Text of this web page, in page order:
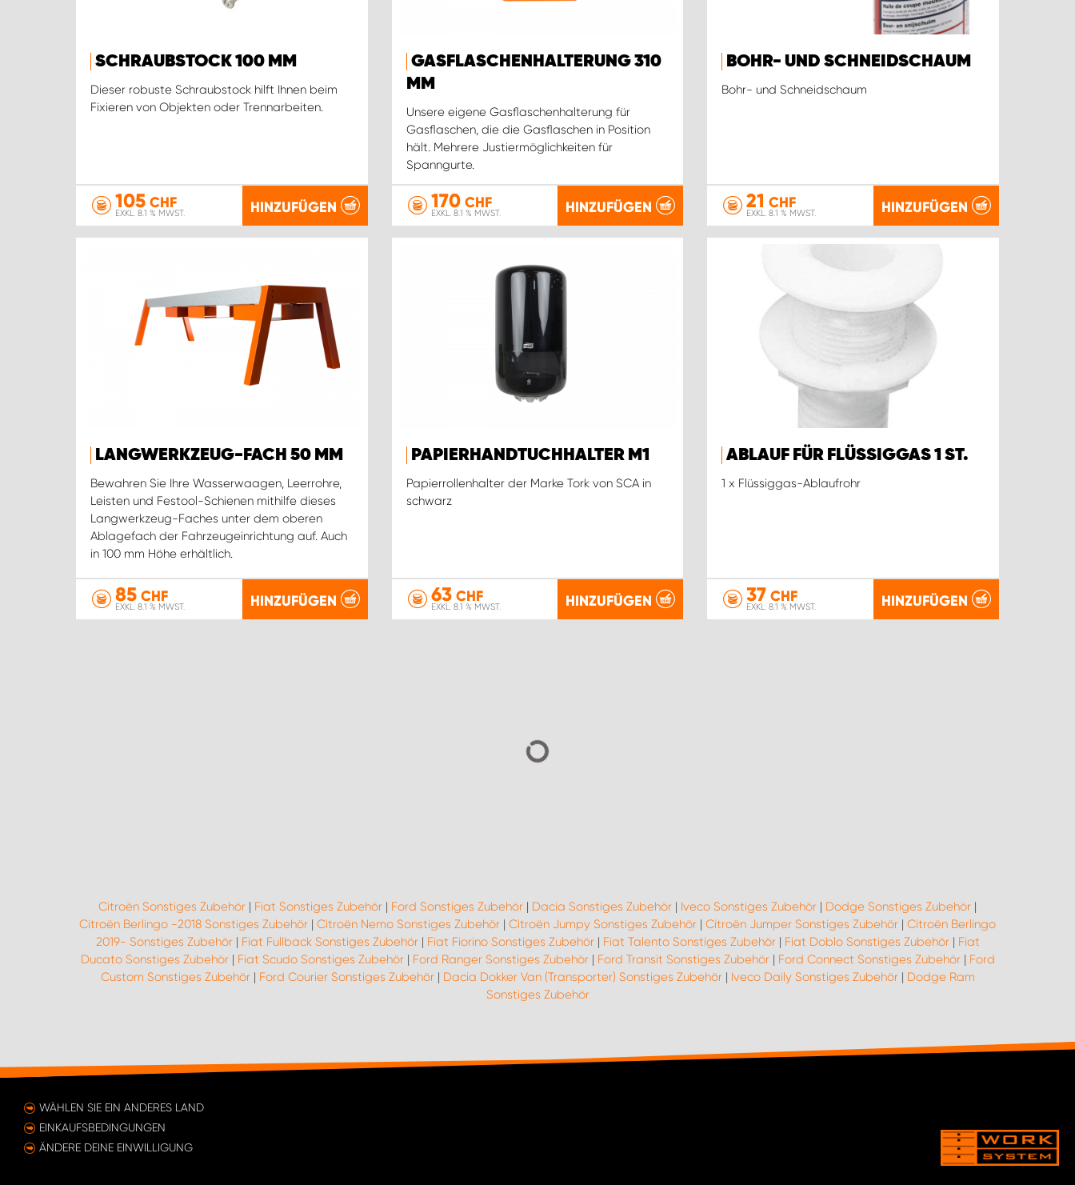
SCHRAUBSTOCK 100 MM
Dieser robuste Schraubstock hilft Ihnen beim
Fixieren von Objekten oder Trennarbeiten.
105 CHF
EXKL. 8.1 % MWST. HINZUFÜGEN
GASFLASCHENHALTERUNG 310
MM
Unsere eigene Gasflaschenhalterung für
Gasflaschen, die die Gasflaschen in Position
hält. Mehrere Justiermöglichkeiten für
Spanngurte.
170CHF
EXKL. 8.1 % MWST. HINZUFÜGEN
BOHR- UND SCHNEIDSCHAUM
Bohr- und Schneidschaum
21 CHF
EXKL. 8.1 % MWST. HINZUFÜGEN
LANGWERKZEUG-FACH 50 MM
Bewahren Sie Ihre Wasserwaagen, Leerrohre,
Leisten und Festool-Schienen mithilfe dieses
Langwerkzeug-Faches unter dem oberen
Ablagefach der Fahrzeugeinrichtung auf. Auch
in 100 mm Höhe erhältlich.
85 CHF
EXKL. 8.1 % MWST. HINZUFÜGEN
PAPIERHANDTUCHHALTER M1
Papierrollenhalter der Marke Tork von SCA in
schwarz
63CHF
EXKL. 8.1 % MWST. HINZUFÜGEN
ABLAUF FÜR FLÜSSIGGAS 1 ST.
1 x Flüssiggas-Ablaufrohr
37 CHF
EXKL. 8.1 % MWST. HINZUFÜGEN
Citroën Sonstiges Zubehör | Fiat Sonstiges Zubehör | Ford Sonstiges Zubehör | Dacia Sonstiges Zubehör | Iveco Sonstiges Zubehör | Dodge Sonstiges Zubehör |
Citroën Berlingo -2018 Sonstiges Zubehör | Citroën Nemo Sonstiges Zubehör | Citroën Jumpy Sonstiges Zubehör | Citroën Jumper Sonstiges Zubehör | Citroën Berlingo
2019- Sonstiges Zubehör| Fiat Fullback Sonstiges Zubehör| Fiat Fiorino Sonstiges Zubehör| Fiat Talento Sonstiges Zubehör| Fiat Doblo Sonstiges Zubehör| Fiat
Ducato Sonstiges Zubehör| Fiat Scudo Sonstiges Zubehör| Ford Ranger Sonstiges Zubehör| Ford Transit Sonstiges Zubehör| Ford Connect Sonstiges Zubehör| Ford
Custom Sonstiges Zubehör| Ford Courier Sonstiges Zubehör| Dacia Dokker Van (Transporter) Sonstiges Zubehör| Iveco Daily Sonstiges Zubehör| Dodge Ram
Sonstiges Zubehör
WÄHLEN SIE EIN ANDERES LAND
EINKAUFSBEDINGUNGEN
ÄNDERE DEINE EINWILLIGUNG